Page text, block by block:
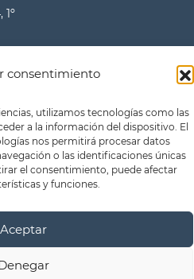
consentimiento
utilizamos tecnologías como las
a la información del dispositivo. El
nos permitirá procesar datos
o las identificaciones únicas
el consentimiento, puede afectar
y funciones.
Aceptar